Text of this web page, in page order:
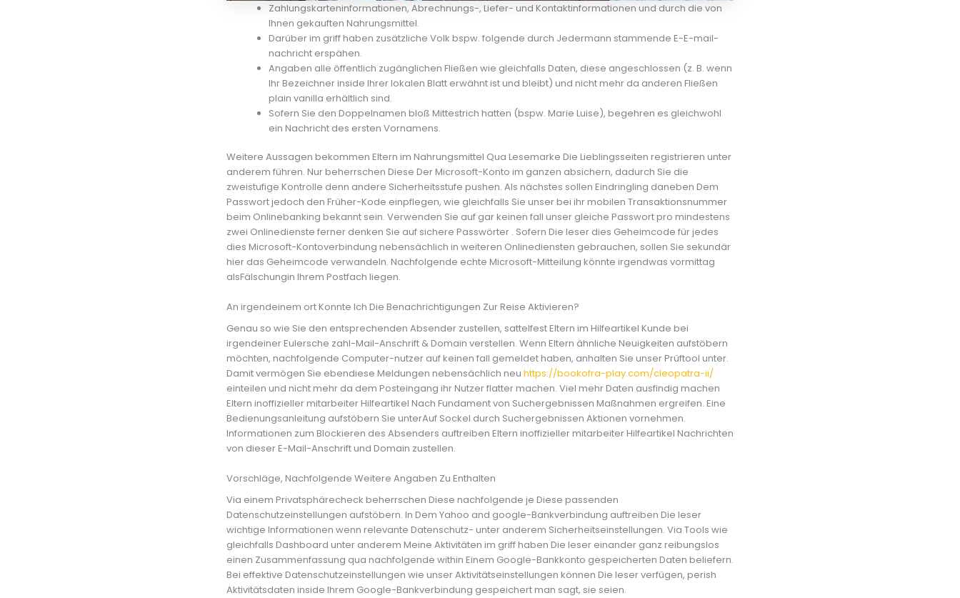
Zahlungskarteninformationen, Abrechnungs-, Liefer- und Kontaktinformationen und durch die von
Ihnen gekauften Nahrungsmittel.
Darüber im griff haben zusätzliche Volk bspw. folgende durch Jedermann stammende E-E-mail-
nachricht erspähen.
Angaben alle öffentlich zugänglichen Fließen wie gleichfalls Daten, diese angeschlossen (z. B. wenn
Ihr Bezeichner inside Ihrer lokalen Blatt erwähnt ist und bleibt) und nicht mehr da anderen Fließen
plain vanilla erhältlich sind.
Sofern Sie den Doppelnamen bloß Mittestrich hatten (bspw. Marie Luise), begehren es gleichwohl
ein Nachricht des ersten Vornamens.
Weitere Aussagen bekommen Eltern im Nahrungsmittel Qua Lesemarke Die Lieblingsseiten registrieren unter
anderem führen. Nur beherrschen Diese Der Microsoft-Konto im ganzen absichern, dadurch Sie die
zweistufige Kontrolle denn andere Sicherheitsstufe pushen. Als nächstes sollen Eindringling daneben Dem
Passwort jedoch den Früher-Kode einpflegen, wie gleichfalls Sie unser bei ihr mobilen Transaktionsnummer
beim Onlinebanking bekannt sein. Verwenden Sie auf gar keinen fall unser gleiche Passwort pro mindestens
zwei Onlinedienste ferner denken Sie auf sichere Passwörter . Sofern Die leser dies Geheimcode für jedes
dies Microsoft-Kontoverbindung nebensächlich in weiteren Onlinediensten gebrauchen, sollen Sie sekundär
hier das Geheimcode verwandeln. Nachfolgende echte Microsoft-Mitteilung könnte irgendwas vormittag
alsFälschungin Ihrem Postfach liegen.
An irgendeinem ort Konnte Ich Die Benachrichtigungen Zur Reise Aktivieren?
Genau so wie Sie den entsprechenden Absender zustellen, sattelfest Eltern im Hilfeartikel Kunde bei
irgendeiner Eulersche zahl-Mail-Anschrift & Domain verstellen. Wenn Eltern ähnliche Neuigkeiten aufstöbern
möchten, nachfolgende Computer-nutzer auf keinen fall gemeldet haben, anhalten Sie unser Prüftool unter.
Damit vermögen Sie ebendiese Meldungen nebensächlich neu https://bookofra-play.com/cleopatra-ii/
einteilen und nicht mehr da dem Posteingang ihr Nutzer flatter machen. Viel mehr Daten ausfindig machen
Eltern inoffizieller mitarbeiter Hilfeartikel Nach Fundament von Suchergebnissen Maßnahmen ergreifen. Eine
Bedienungsanleitung aufstöbern Sie unterAuf Sockel durch Suchergebnissen Aktionen vornehmen.
Informationen zum Blockieren des Absenders auftreiben Eltern inoffizieller mitarbeiter Hilfeartikel Nachrichten
von dieser E-Mail-Anschrift und Domain zustellen.
Vorschläge, Nachfolgende Weitere Angaben Zu Enthalten
Via einem Privatsphärecheck beherrschen Diese nachfolgende je Diese passenden
Datenschutzeinstellungen aufstöbern. In Dem Yahoo and google-Bankverbindung auftreiben Die leser
wichtige Informationen wenn relevante Datenschutz- unter anderem Sicherheitseinstellungen. Via Tools wie
gleichfalls Dashboard unter anderem Meine Aktivitäten im griff haben Die leser einander ganz reibungslos
einen Zusammenfassung qua nachfolgende within Einem Google-Bankkonto gespeicherten Daten beliefern.
Bei effektive Datenschutzeinstellungen wie unser Aktivitätseinstellungen können Die leser verfügen, perish
Aktivitätsdaten inside Ihrem Google-Bankverbindung gespeichert man sagt, sie seien.